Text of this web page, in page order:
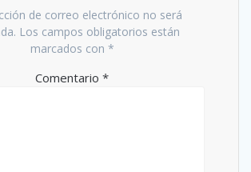
de correo electrónico no será
Los campos obligatorios están
marcados con *
Comentario *